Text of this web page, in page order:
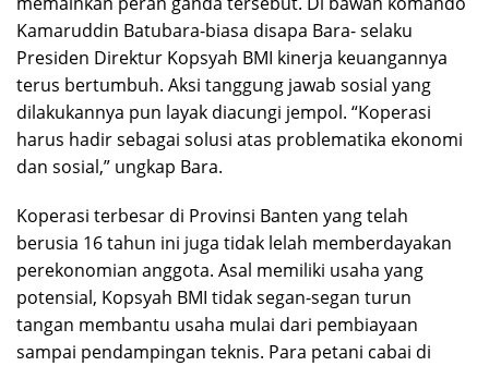
Kamaruddin Batubara-biasa disapa Bara- selaku
Presiden Direktur Kopsyah BMI kinerja keuangannya
terus bertumbuh. Aksi tanggung jawab sosial yang
dilakukannya pun layak diacungi jempol. “Koperasi
harus hadir sebagai solusi atas problematika ekonomi
dan sosial,” ungkap Bara.
Koperasi terbesar di Provinsi Banten yang telah
berusia 16 tahun ini juga tidak lelah memberdayakan
perekonomian anggota. Asal memiliki usaha yang
potensial, Kopsyah BMI tidak segan-segan turun
tangan membantu usaha mulai dari pembiayaan
sampai pendampingan teknis. Para petani cabai di